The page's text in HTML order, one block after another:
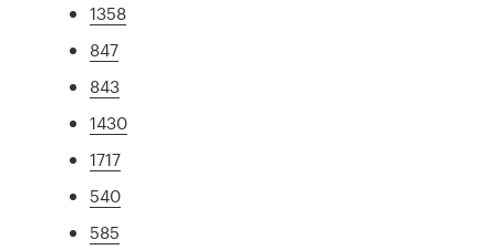
1358
847
843
1430
1717
540
585